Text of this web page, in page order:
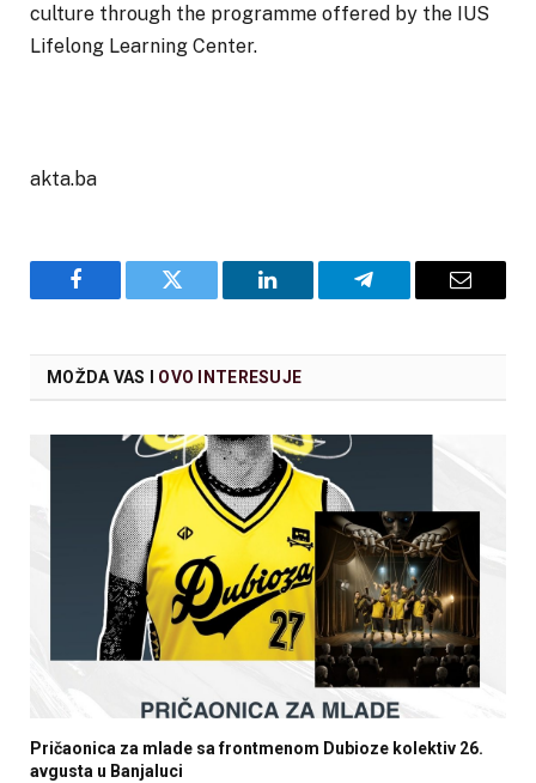
culture through the programme offered by the IUS
Lifelong Learning Center.
akta.ba
Facebook Twitter LinkedIn Telegram Email
MOŽDA VAS I OVO INTERESUJE
Pričaonica za mlade sa frontmenom Dubioze kolektiv 26.
avgusta u Banjaluci